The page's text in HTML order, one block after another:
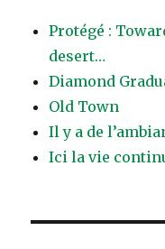
Protégé :
desert…
Diamond
Old Town
Il y a de
Ici la vie